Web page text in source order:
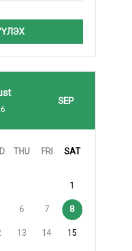
SEP
THU FRI SAT
1
6 7 8
13 14 15